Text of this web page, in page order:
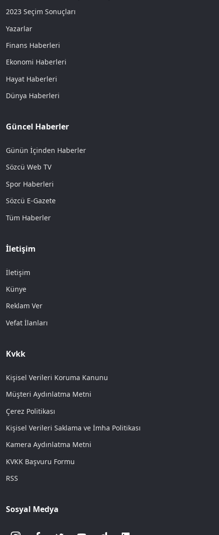
2023 Seçim Sonuçları
Yazarlar
Finans Haberleri
Ekonomi Haberleri
Hayat Haberleri
Dünya Haberleri
Güncel Haberler
Günün İçinden Haberler
Sözcü Web TV
Spor Haberleri
Sözcü E-Gazete
Tüm Haberler
İletişim
İletişim
Künye
Reklam Ver
Vefat İlanları
Kvkk
Kişisel Verileri Koruma Kanunu
Müşteri Aydınlatma Metni
Çerez Politikası
Kişisel Verileri Saklama ve İmha Politikası
Kamera Aydınlatma Metni
KVKK Başvuru Formu
RSS
Sosyal Medya